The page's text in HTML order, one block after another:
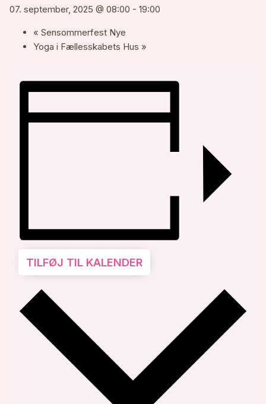
07. september, 2025 @ 08:00 -19:00
« Sensommerfest Nye
Yoga i Fællesskabets Hus »
TILFØJ TIL KALENDER